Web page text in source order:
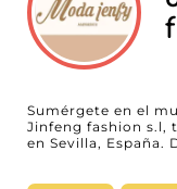
Sumérgete en el
Jinfeng fashion s.l,
en Sevilla, España.